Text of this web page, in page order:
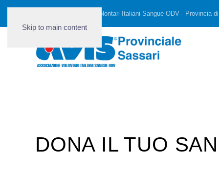
Skip to main content
AVIS - Associazione Volontari Italiani Sangue ODV - Provincia
DONA IL TUO